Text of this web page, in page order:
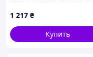
(Light), Black, RU
1 217 ₴
Купить